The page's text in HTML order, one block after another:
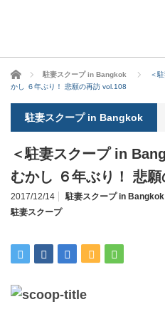
ホーム 駐妻スクープ in Bangkok
＜
かし ６年ぶり！ 悲願の再訪 vol.108
駐妻スクープ in Bangkok
＜駐妻スクープ in
むかし ６年ぶり！ 悲
2017/12/14 駐妻スクープ in Bangkok
駐妻スクープ